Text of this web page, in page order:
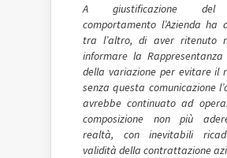
A giustificazione del
comportamento l’Azienda ha
tra l’altro, di aver ritenuto
informare la Rappresentanza
della variazione per evitare il
senza questa comunicazione
avrebbe continuato ad
composizione non più
realtà, con inevitabili
validità della contrattazione